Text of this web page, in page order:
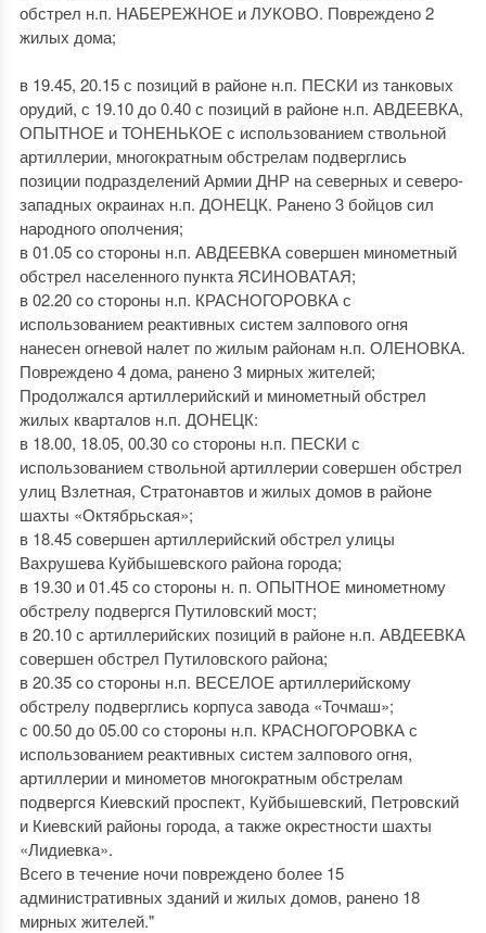
обстрел н.п. НАБЕРЕЖНОЕ и ЛУКОВО. Повреждено 2
жилых дома;
в 19.45, 20.15 с позиций в районе н.п. ПЕСКИ из танковых
орудий, с 19.10 до 0.40 с позиций в районе н.п. АВДЕЕВКА,
ОПЫТНОЕ и ТОНЕНЬКОЕ с использованием ствольной
артиллерии, многократным обстрелам подверглись
позиции подразделений Армии ДНР на северных и северо-
западных окраинах н.п. ДОНЕЦК. Ранено 3 бойцов сил
народного ополчения;
в 01.05 со стороны н.п. АВДЕЕВКА совершен минометный
обстрел населенного пункта ЯСИНОВАТАЯ;
в 02.20 со стороны н.п. КРАСНОГОРОВКА с
использованием реактивных систем залпового огня
нанесен огневой налет по жилым районам н.п. ОЛЕНОВКА.
Повреждено 4 дома, ранено 3 мирных жителей;
Продолжался артиллерийский и минометный обстрел
жилых кварталов н.п. ДОНЕЦК:
в 18.00, 18.05, 00.30 со стороны н.п. ПЕСКИ с
использованием ствольной артиллерии совершен обстрел
улиц Взлетная, Стратонавтов и жилых домов в районе
шахты «Октябрьская»;
в 18.45 совершен артиллерийский обстрел улицы
Вахрушева Куйбышевского района города;
в 19.30 и 01.45 со стороны н. п. ОПЫТНОЕ минометному
обстрелу подвергся Путиловский мост;
в 20.10 с артиллерийских позиций в районе н.п. АВДЕЕВКА
совершен обстрел Путиловского района;
в 20.35 со стороны н.п. ВЕСЕЛОЕ артиллерийскому
обстрелу подверглись корпуса завода «Точмаш»;
с 00.50 до 05.00 со стороны н.п. КРАСНОГОРОВКА с
использованием реактивных систем залпового огня,
артиллерии и минометов многократным обстрелам
подвергся Киевский проспект, Куйбышевский, Петровский
и Киевский районы города, а также окрестности шахты
«Лидиевка».
Всего в течение ночи повреждено более 15
административных зданий и жилых домов, ранено 18
мирных жителей."